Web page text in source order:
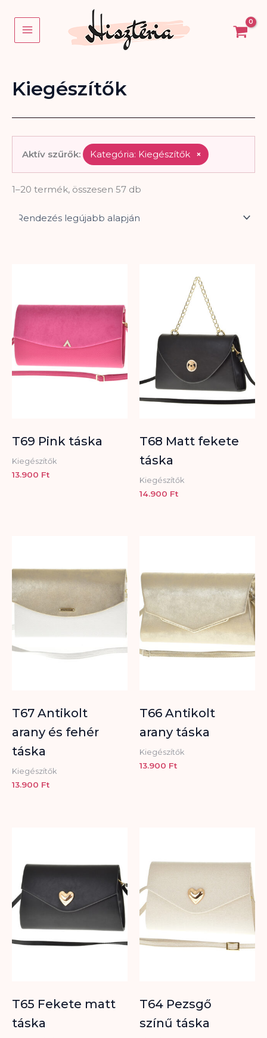
content
Kiegészítők
Aktív szűrők: Kategória: Kiegészítők ×
1–20 termék, összesen 57 db
latest
T69 Pink táska
Kiegészítők
13.900 Ft
T68 Matt fekete
táska
Kiegészítők
14.900 Ft
T67 Antikolt
arany és fehér
táska
Kiegészítők
13.900 Ft
T66 Antikolt
arany táska
Kiegészítők
13.900 Ft
T65 Fekete matt
táska
T64 Pezsgő
színű táska